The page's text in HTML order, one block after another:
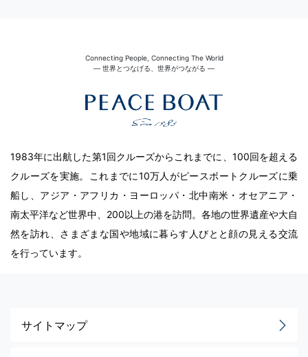
Connecting People, Connecting The World
― 世界とつなげる、世界がつながる ―
1983年に出航した第1回クルーズからこれまでに、100回を超える
クルーズを実施。これまでに10万人がピースボートクルーズに乗
船し、アジア・アフリカ・ヨーロッパ・北中南米・オセアニア・
南太平洋など世界中、200以上の港を訪問。各地の世界遺産や大自
然を訪れ、さまざまな国や地域に暮らす人びとと顔の見える交流
を行っています。
サイトマップ